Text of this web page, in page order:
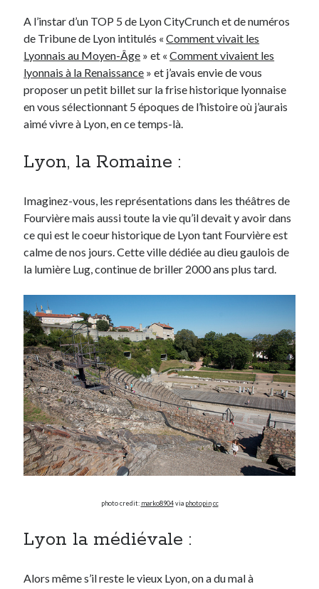
Derniers Commentaires
Entretien ménagerdansT’as vu quoi ? #52
JFdansC’était pas mieux avant… à Lyon
littleceltdansComment j’ai opéré ma vélorution toute personnelle
AnthonydansComment j’ai opéré ma vélorution toute personnelle
Renaud Ducher dansComment j’ai opéré ma vélorution toute
Commentaires récents
Entretien ménagerdansT’as vu quoi ? #52
JFdansC’était pas mieux avant… à Lyon
littleceltdansComment j’ai opéré ma vélorution toute personnelle
AnthonydansComment j’ai opéré ma vélorution toute personnelle
personnelle
On parle de quoi ?
A Lyon
Bon plan du dimanche
Coup de coeur
Daddy
Engagé
Geek
Lyon
Lyon à Livre Ouvert
Non classé
A l’instar d’un TOP 5 de Lyon CityCrunch et de numéros
de Tribune de Lyon intitulés «Comment vivait les
Lyonnais au Moyen-Âge » et «Comment vivaient les
lyonnais à la Renaissance » et j’avais envie de vous
proposer un petit billet sur la frise historique lyonnaise
en vous sélectionnant 5 époques de l’histoire où j’aurais
aimé vivre à Lyon, en ce temps-là.
Lyon, la Romaine :
Imaginez-vous, les représentations dans les théâtres de
Fourvière mais aussi toute la vie qu’il devait y avoir dans
ce qui est le coeur historique de Lyon tant Fourvière est
calme de nos jours. Cette ville dédiée au dieu gaulois de
la lumière Lug, continue de briller 2000 ans plus tard.
photo credit: marko8904via photopin cc
Lyon la médiévale :
Alors même s’il reste le vieux Lyon, on a du mal à